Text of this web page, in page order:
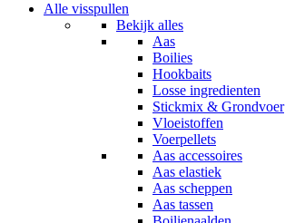
Alle visspullen
Bekijk alles
Aas
Boilies
Hookbaits
Losse ingredienten
Stickmix & Grondvoer
Vloeistoffen
Voerpellets
Aas accessoires
Aas elastiek
Aas scheppen
Aas tassen